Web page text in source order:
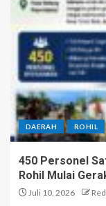
DAERAH ROHIL
450 Personel
Rohil Mulai
Juli 10, 2026